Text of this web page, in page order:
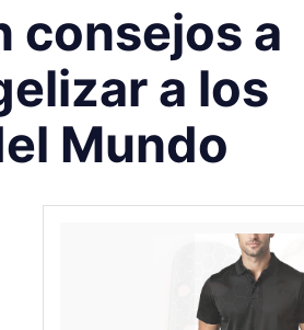
consejos a
a los
Mundo